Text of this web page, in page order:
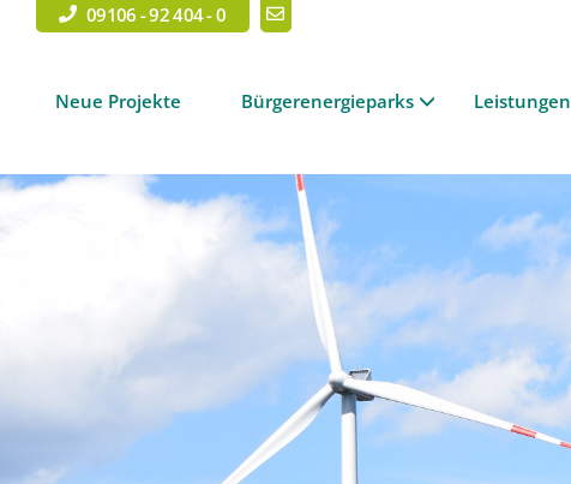
09106 - 92 404 - 0
Neue Projekte Bürgerenergieparks Leistungen